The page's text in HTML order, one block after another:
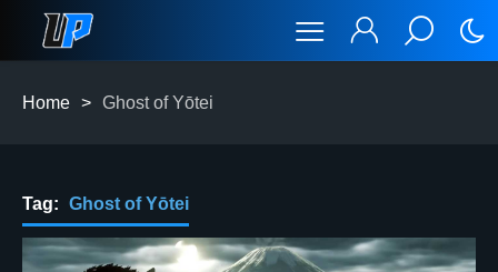
Home > Ghost of Yōtei
Tag: Ghost of Yōtei